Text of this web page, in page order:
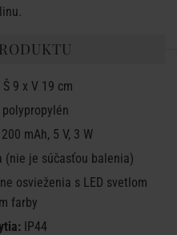
9 x V 19 cm
polypropylén
mAh, 5 V, 3 W
(nie je súčasťou balenia)
osvieženia s LED svetlom
farby
IP44